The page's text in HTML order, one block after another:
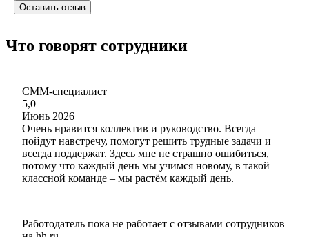
Оставить отзыв
Что говорят сотрудники
СММ-специалист
5,0
Июнь 2026
Очень нравится коллектив и руководство. Всегда
пойдут навстречу, помогут решить трудные задачи и
всегда поддержат. Здесь мне не страшно ошибиться,
потому что каждый день мы учимся новому, в такой
классной команде – мы растём каждый день.
Работодатель пока не работает с отзывами сотрудников